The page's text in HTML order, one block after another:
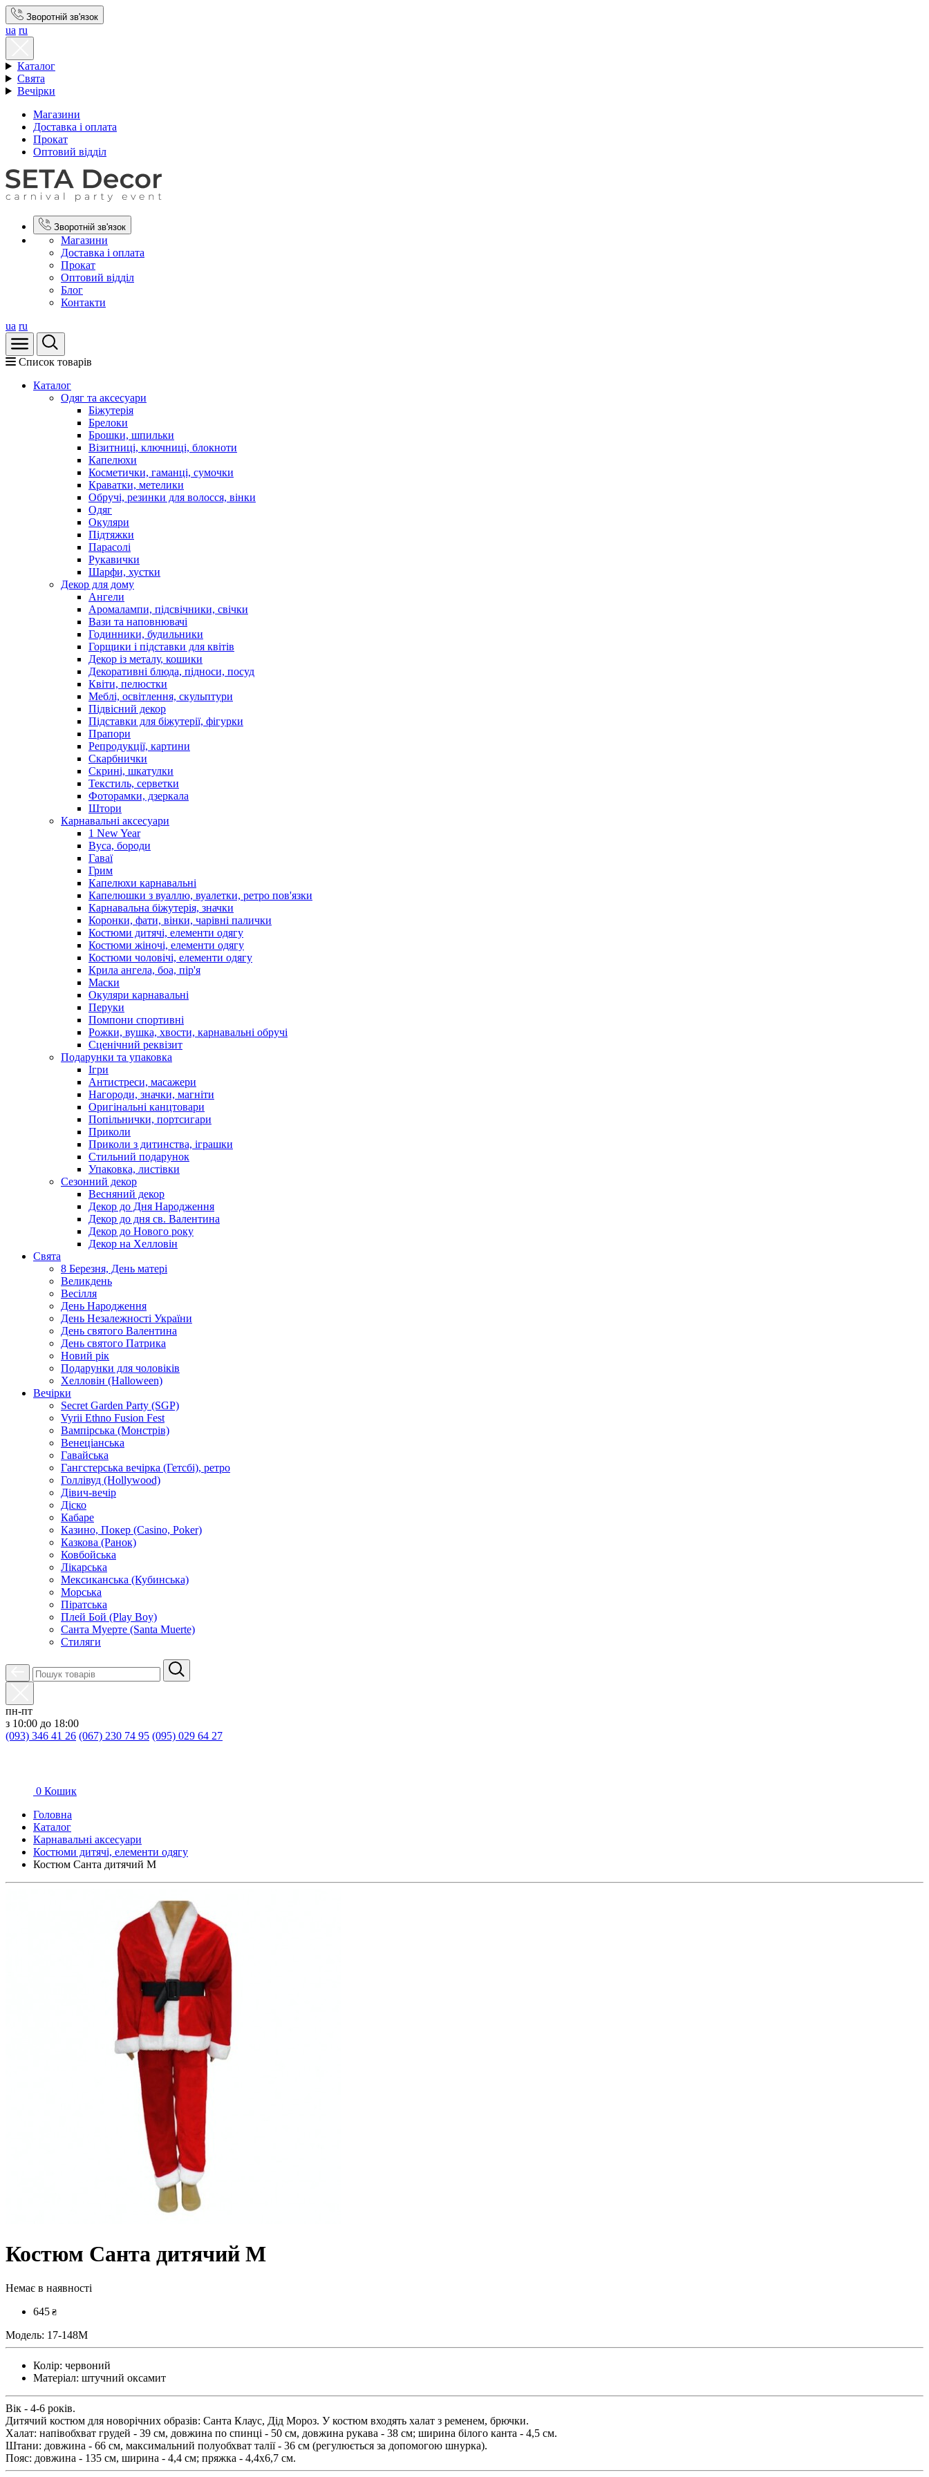
Зворотній зв'язок
ua ru
Каталог
Свята
Вечірки
Магазини
Доставка і оплата
Прокат
Оптовий відділ
Зворотній зв'язок
Магазини
Доставка і оплата
Прокат
Оптовий відділ
Блог
Контакти
ua ru
Список товарів
Каталог
Oдяг та аксесуари
Біжутерія
Брелоки
Брошки, шпильки
Візитниці, ключниці, блокноти
Капелюхи
Косметички, гаманці, сумочки
Краватки, метелики
Обручі, резинки для волосся, вінки
Одяг
Окуляри
Підтяжки
Парасолі
Рукавички
Шарфи, хустки
Декор для дому
Ангели
Аромалампи, підсвічники, свічки
Вази та наповнювачі
Годинники, будильники
Горщики і підставки для квітів
Декор із металу, кошики
Декоративні блюда, підноси, посуд
Квіти, пелюстки
Меблі, освітлення, скульптури
Підвісний декор
Підставки для біжутерії, фігурки
Прапори
Репродукції, картини
Скарбнички
Скрині, шкатулки
Текстиль, серветки
Фоторамки, дзеркала
Штори
Карнавальні аксесуари
1 New Year
Вуса, бороди
Гаваї
Грим
Капелюхи карнавальні
Капелюшки з вуаллю, вуалетки, ретро пов'язки
Карнавальна біжутерія, значки
Коронки, фати, вінки, чарівні палички
Костюми дитячі, елементи одягу
Костюми жіночі, елементи одягу
Костюми чоловічі, елементи одягу
Крила ангела, боа, пір'я
Маски
Окуляри карнавальні
Перуки
Помпони спортивні
Рожки, вушка, хвости, карнавальні обручі
Сценічний реквізит
Подарунки та упаковка
Ігри
Антистреси, масажери
Нагороди, значки, магніти
Оригінальні канцтовари
Попільнички, портсигари
Приколи
Приколи з дитинства, іграшки
Стильний подарунок
Упаковка, листівки
Сезонний декор
Весняний декор
Декор до Дня Народження
Декор до дня св. Валентина
Декор до Нового року
Декор на Хелловін
Свята
8 Березня, День матері
Великдень
Весілля
День Народження
День Незалежності України
День святого Валентина
День святого Патрика
Новий рік
Подарунки для чоловіків
Хелловін (Halloween)
Вечірки
Secret Garden Party (SGP)
Vyrii Ethno Fusion Fest
Вампірська (Монстрів)
Венеціанська
Гавайська
Гангстерська вечірка (Гетсбі), ретро
Голлівуд (Hollywood)
Дівич-вечір
Діско
Кабаре
Казино, Покер (Casino, Poker)
Казкова (Ранок)
Ковбойська
Лікарська
Мексиканська (Кубинська)
Морська
Піратська
Плей Бой (Play Boy)
Санта Муерте (Santa Muerte)
Стиляги
пн-пт
з 10:00 до 18:00
(093) 346 41 26 (067) 230 74 95 (095) 029 64 27
0 Кошик
Головна
Каталог
Карнавальні аксесуари
Костюми дитячі, елементи одягу
Костюм Санта дитячий М
Костюм Санта дитячий М
Немає в наявності
645 ₴
Модель: 17-148M
Колір: червоний
Матеріал: штучний оксамит
Вік - 4-6 років.
Дитячий костюм для новорічних образів: Санта Клаус, Дід Мороз. У костюм входять халат з ременем, брючки.
Халат: напівобхват грудей - 39 см, довжина по спинці - 50 см, довжина рукава - 38 см; ширина білого канта - 4,5 см.
Штани: довжина - 66 см, максимальний полуобхват талії - 36 см (регулюється за допомогою шнурка).
Пояс: довжина - 135 см, ширина - 4,4 см; пряжка - 4,4х6,7 см.